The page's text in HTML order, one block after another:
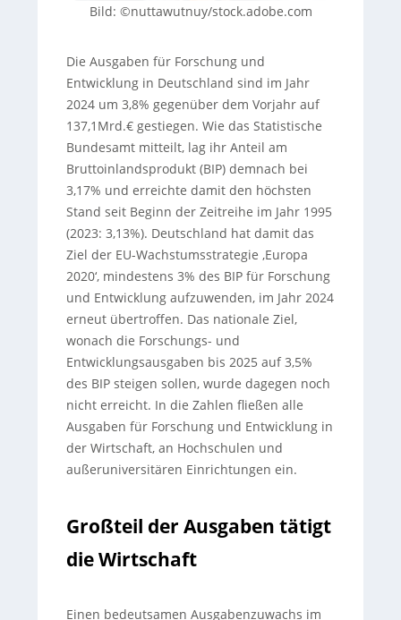
Bild: ©nuttawutnuy/stock.adobe.com
Die Ausgaben für Forschung und
Entwicklung in Deutschland sind im Jahr
2024 um 3,8% gegenüber dem Vorjahr auf
137,1Mrd.€ gestiegen. Wie das Statistische
Bundesamt mitteilt, lag ihr Anteil am
Bruttoinlandsprodukt (BIP) demnach bei
3,17% und erreichte damit den höchsten
Stand seit Beginn der Zeitreihe im Jahr 1995
(2023: 3,13%). Deutschland hat damit das
Ziel der EU-Wachstumsstrategie ‚Europa
2020‘, mindestens 3% des BIP für Forschung
und Entwicklung aufzuwenden, im Jahr 2024
erneut übertroffen. Das nationale Ziel,
wonach die Forschungs- und
Entwicklungsausgaben bis 2025 auf 3,5%
des BIP steigen sollen, wurde dagegen noch
nicht erreicht. In die Zahlen fließen alle
Ausgaben für Forschung und Entwicklung in
der Wirtschaft, an Hochschulen und
außeruniversitären Einrichtungen ein.
Großteil der Ausgaben tätigt
die Wirtschaft
Einen bedeutsamen Ausgabenzuwachs im